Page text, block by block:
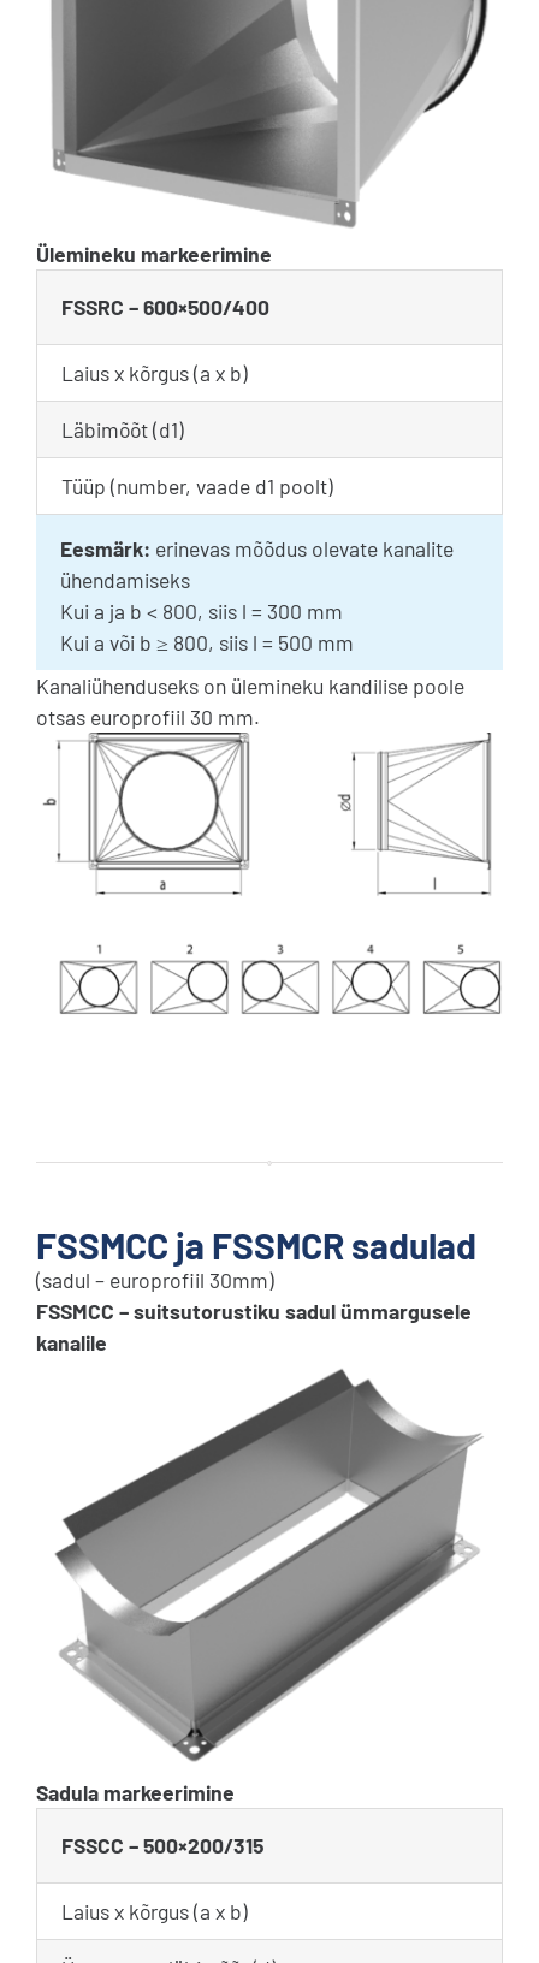
Ülemineku markeerimine
FSSRC – 600×500/400
Laius x kõrgus (a x b)
Läbimõõt (d1)
Tüüp (number, vaade d1 poolt)
Eesmärk: erinevas mõõdus olevate kanalite
ühendamiseks
Kui a ja b < 800, siis l = 300 mm
Kui a või b ≥ 800, siis l = 500 mm
Kanaliühenduseks on ülemineku kandilise poole
otsas europrofiil 30 mm.
FSSMCC ja FSSMCR sadulad
(sadul – europrofiil 30mm)
FSSMCC – suitsutorustiku sadul ümmargusele
kanalile
Sadula markeerimine
FSSCC – 500×200/315
Laius x kõrgus (a x b)